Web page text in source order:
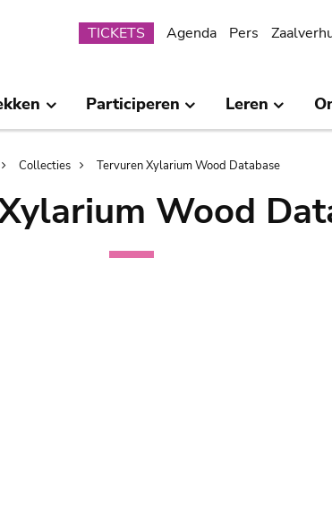
Submenu
TICKETS Agenda Pers
Participeren Leren
Collecties Tervuren Xylarium Wood Database
Wood